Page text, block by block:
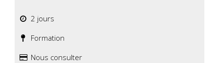
2 jours
Formation
Nous consulter